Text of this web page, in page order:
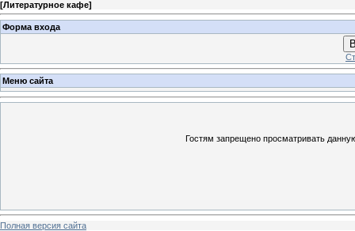
[Литературное кафе]
Форма входа
Меню сайта
Гостям запрещено просматривать
Полная версия сайта